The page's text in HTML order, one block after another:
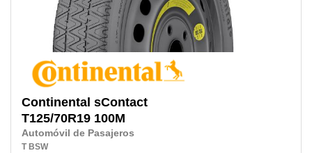
Continental sContact
T125/70R19 100M
Automóvil de Pasajeros
T BSW